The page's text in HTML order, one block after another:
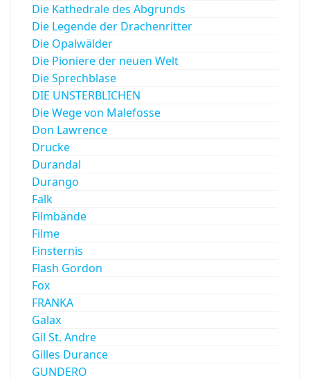
Die Kathedrale des Abgrunds
Die Legende der Drachenritter
Die Opalwälder
Die Pioniere der neuen Welt
Die Sprechblase
DIE UNSTERBLICHEN
Die Wege von Malefosse
Don Lawrence
Drucke
Durandal
Durango
Falk
Filmbände
Filme
Finsternis
Flash Gordon
Fox
FRANKA
Galax
Gil St. Andre
Gilles Durance
GUNDERO